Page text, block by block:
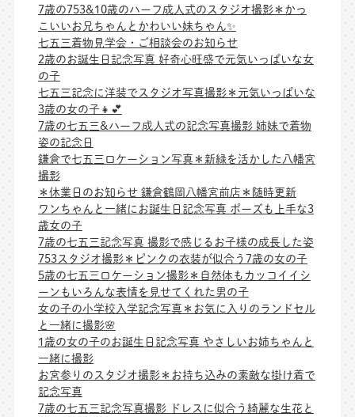
7歳の753&10歳のハーフ成人式のスタジオ撮影＊かっ
こいいお兄ちゃんとかわいい妹ちゃん✨
七五三着物見学会・ご相談会のお知らせ
2歳のお誕生日記念写真 好奇心旺盛で元気いっぱいな女
の子
七五三記念に洋装でスタジオ写真撮影＊元気いっぱいな
3歳の女の子👧💕
7歳の七五三&ハーフ成人式の記念写真撮影 姉妹で着物
姿の記念日
鎌倉で七五三ロケーション写真＊新緑を活かした八幡宮
撮影
＊休業日のお知らせ 鎌倉鶴岡八幡宮前店＊随時更新
ワンちゃんと一緒にお誕生日記念写真 ポーズも上手な3
歳女の子
7歳の七五三記念写真 撮影で感じるお子様の成長した姿
753スタジオ撮影＊ピンクの衣装が似合う7歳の女の子
5歳の七五三ロケーション撮影＊自然体もカッコイイシ
ーンもいろんな表情を見せてくれた男の子
女の子の小学校入学記念写真＊お気に入りのランドセル
と一緒に撮影🌸
1歳の女の子のお誕生日記念写真 やさしいお姉ちゃんと
一緒に撮影
お宮参りのスタジオ撮影＊お持ち込みの素敵な掛け着で
記念写真
7歳の七五三記念写真撮影 ドレスに似合う綺麗な生花と